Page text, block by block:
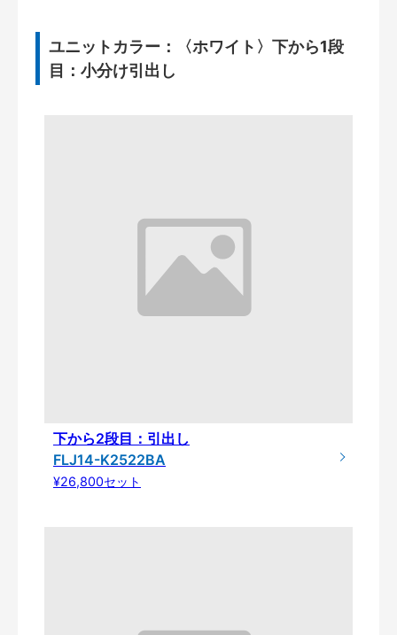
ユニットカラー：〈ホワイト〉下から1段
目：小分け引出し
下から2段目：引出し
FLJ14-K2522BA
¥26,800セット